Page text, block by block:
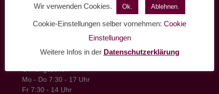
Mo - Fr 11 - 19 Uhr
baltic weinkontor - Lager
Hansestrasse 6
Mo - Do 7:30 - 17 Uhr
Fr 7:30 - 14 Uhr
Wir verwenden Cookies. Ok. Ablehnen.
Cookie-Einstellungen selber vornehmen: Cookie
Einstellungen
Weitere Infos in der Datenschutzerklärung